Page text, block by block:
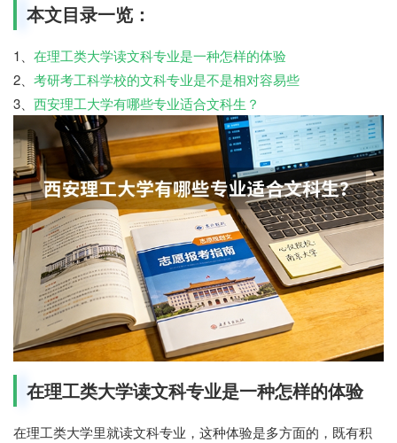
本文目录一览：
1、 在理工类大学读文科专业是一种怎样的体验
2、 考研考工科学校的文科专业是不是相对容易些
3、 西安理工大学有哪些专业适合文科生？
在理工类大学读文科专业是一种怎样的体验
在理工类大学里就读文科专业，这种体验是多方面的，既有积